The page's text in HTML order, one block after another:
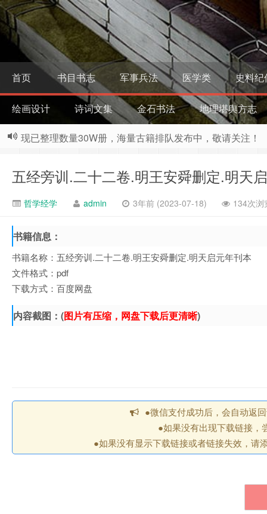
首页 书目书志 军事兵法 医学类 史料纪
绘画设计 诗词文集 金石书法 地理堪舆方志
现已整理数量30W册，海量古籍排队发布中，敬请关注！
五经旁训.二十二卷.明王安舜删定.明天
哲学经学 admin 3年前 (2023-07-18) 134次浏
书籍信息：
书籍名称：五经旁训.二十二卷.明王安舜删定.明天启元年刊本
文件格式：pdf
下载方式：百度网盘
内容截图：(图片有压缩，网盘下载后更清晰)
●微信支付成功后，会自动返
●如果没有出现下载链接，
●如果没有显示下载链接或者链接失效，请